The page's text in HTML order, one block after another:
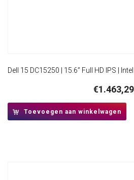
€1.463,29
Toevoegen aan winkelwagen